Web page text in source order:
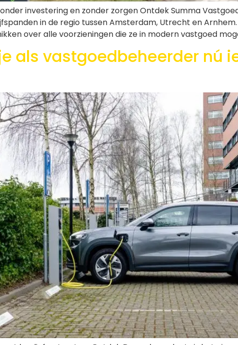
investering en zonder zorgen Ontdek Summa
in de regio tussen Amsterdam, Utrecht en
over alle voorzieningen die ze in modern vastgoed
als vastgoedbeheerder nú